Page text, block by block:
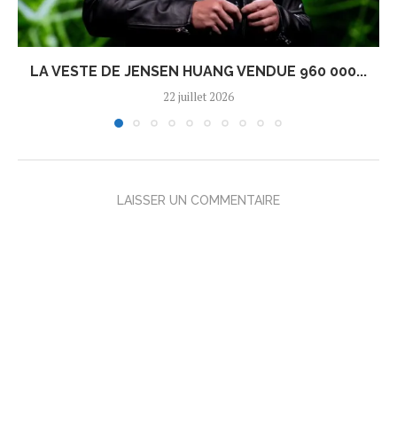
LA VESTE DE JENSEN HUANG VENDUE 960 000...
22 juillet 2026
LAISSER UN COMMENTAIRE